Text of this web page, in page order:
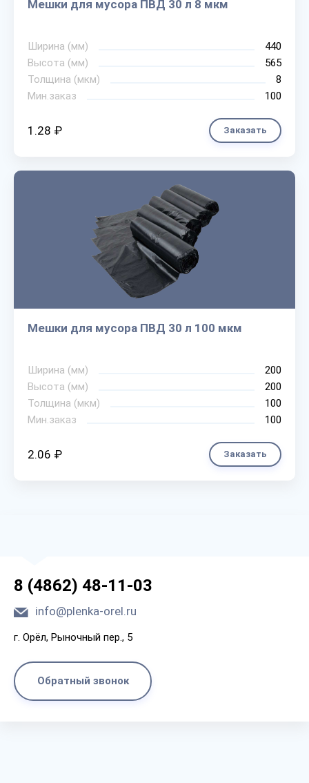
Мешки для мусора ПВД 30 л 8 мкм
Ширина (мм)
440
Высота (мм)
565
Толщина (мкм)
8
Мин.заказ
100
1.28 ₽ Заказать
Мешки для мусора ПВД 30 л 100 мкм
Ширина (мм)
200
Высота (мм)
200
Толщина (мкм)
100
Мин.заказ
100
2.06 ₽ Заказать
8 (4862) 48-11-03
info@plenka-orel.ru
г. Орёл, Рыночный пер., 5
Обратный звонок